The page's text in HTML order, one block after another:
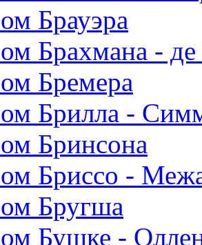
Брауэра
Брахмана - де
Бремера
Брилла -
Бринсона
Бриссо -
Бругша
Бушке -